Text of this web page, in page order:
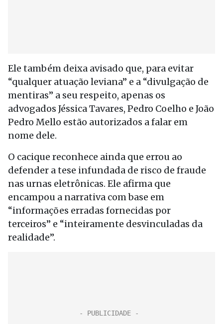
Ele também deixa avisado que, para evitar
“qualquer atuação leviana” e a “divulgação de
mentiras” a seu respeito, apenas os
advogados Jéssica Tavares, Pedro Coelho e João
Pedro Mello estão autorizados a falar em
nome dele.
O cacique reconhece ainda que errou ao
defender a tese infundada de risco de fraude
nas urnas eletrônicas. Ele afirma que
encampou a narrativa com base em
“informações erradas fornecidas por
terceiros” e “inteiramente desvinculadas da
realidade”.